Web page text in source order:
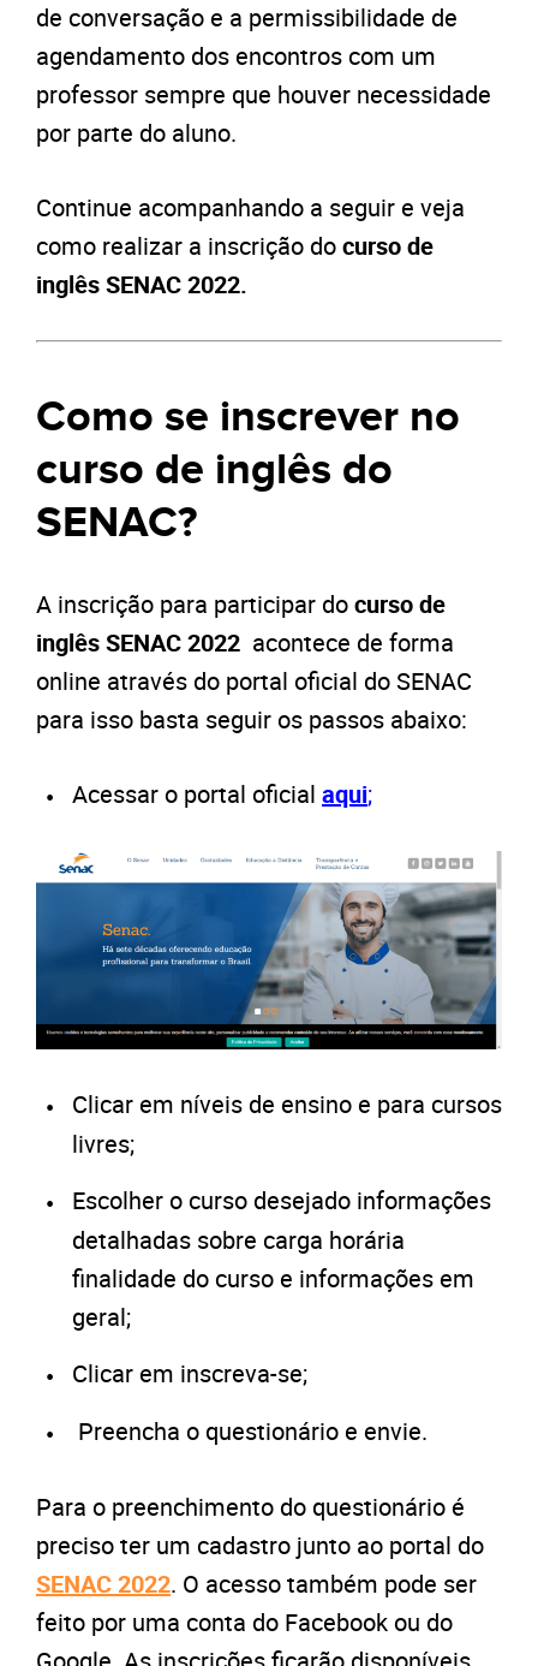
de conversação e a permissibilidade de
agendamento dos encontros com um
professor sempre que houver necessidade
por parte do aluno.
Continue acompanhando a seguir e veja
como realizar a inscrição docurso de
inglês SENAC 2022.
Como se inscrever no
curso de inglês do
SENAC?
A inscrição para participar docurso de
inglês SENAC 2022 acontece de forma
online através do portal oficial doSENAC
para isso basta seguir os passos abaixo:
Acessar o portal oficial aqui;
Clicar em níveis de ensino e para cursos
livres;
Escolher o curso desejado informações
detalhadas sobre carga horária
finalidade do curso e informações em
geral;
Clicar em inscreva-se;
Preencha o questionário e envie.
Para o preenchimento do questionário é
preciso ter um cadastro junto ao portal do
SENAC 2022. O acesso também pode ser
feito por uma conta do Facebook ou do